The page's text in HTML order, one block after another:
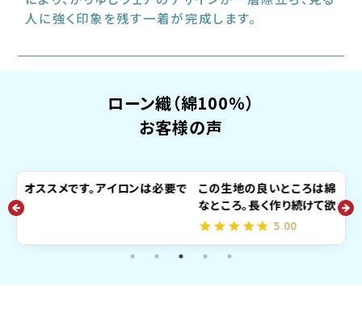
人に強く印象を残す一着が完成します。
ローン織（綿100％）
お客様の声
この生地の良いところは綿１００％で、かつ、薄くてしなやか
なところ。長く作り続けて欲しい生地だね。
が